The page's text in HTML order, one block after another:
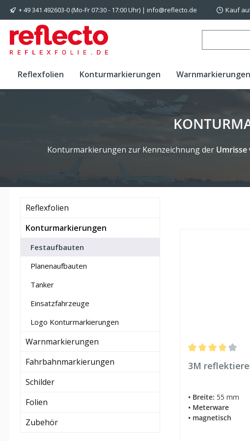
Hauptinhalt springen
Zur Suche springen
Zur Hauptnavigation springen
+ 49 341 492603-0 (Mo-Fr 07:30 - 17:00 Uhr) | info@reflecto.de Kauf
Reflexfolien Konturmarkierungen Warnmarkierungen
Konturmarkierungen zur Kennzeichnung der Umrisse
Reflexfolien
Konturmarkierungen
Festaufbauten
Planenaufbauten
Tanker
Einsatzfahrzeuge
Logo Konturmarkierungen
Warnmarkierungen
Fahrbahnmarkierungen
Schilder
Folien
Zubehör
3M
• Breite: 55 mm
• Meterware
• magnetisch